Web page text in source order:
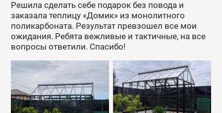
Решила сделать себе подарок без повода и
заказала теплицу «Домик» из монолитного
поликарбоната. Результат превзошел все мои
ожидания. Ребята вежливые и тактичные, на все
вопросы ответили. Спасибо!